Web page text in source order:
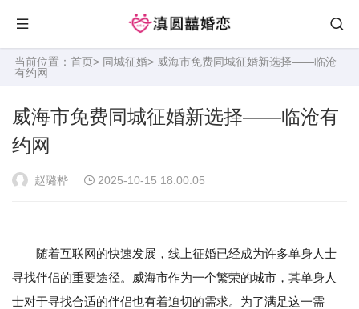
当前位置： 首页> 同城征婚> 威海市免费同城征婚新选择——临沧
有约网
威海市免费同城征婚新选择——临沧有
约网
赵璐桦 2025-10-15 18:00:05
随着互联网的快速发展，线上征婚已经成为许多单身人士
寻找伴侣的重要途径。威海市作为一个繁荣的城市，其单身人
士对于寻找合适的伴侣也有着迫切的需求。为了满足这一需